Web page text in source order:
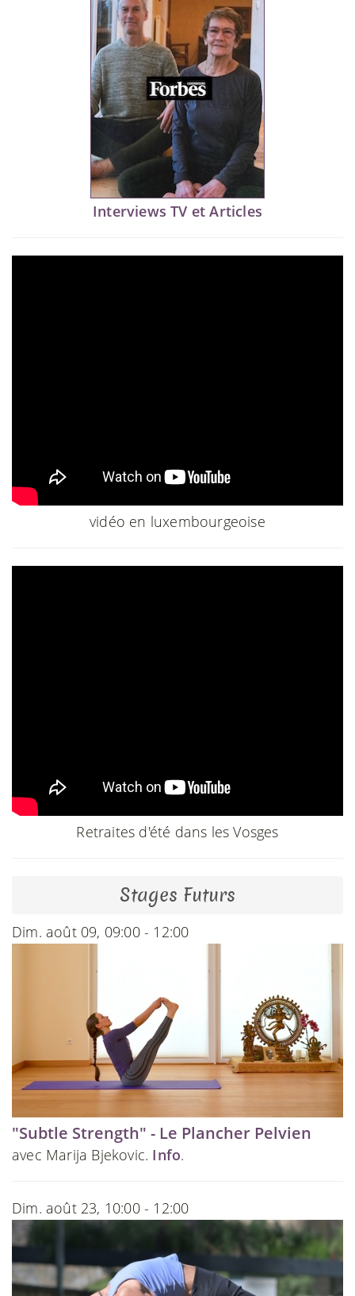
Interviews TV et Articles
vidéo en luxembourgeoise
Retraites d'été dans les Vosges
Stages Futurs
Dim. août 09, 09:00 - 12:00
"Subtle Strength" - Le Plancher Pelvien
avec Marija Bjekovic. Info.
Dim. août 23, 10:00 - 12:00